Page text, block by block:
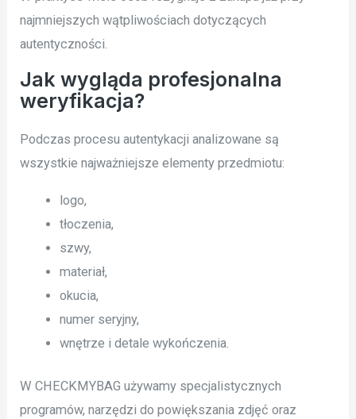
najmniejszych wątpliwościach dotyczących
autentyczności.
Jak wygląda profesjonalna
weryfikacja?
Podczas procesu autentykacji analizowane są
wszystkie najważniejsze elementy przedmiotu:
logo,
tłoczenia,
szwy,
materiał,
okucia,
numer seryjny,
wnętrze i detale wykończenia.
W CHECKMYBAG używamy specjalistycznych
programów, narzędzi do powiększania zdjęć oraz